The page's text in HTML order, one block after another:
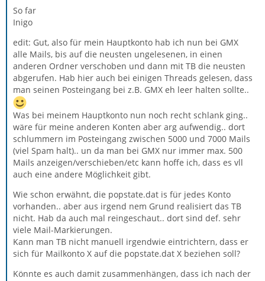
So far
Inigo
edit: Gut, also für mein Hauptkonto hab ich nun bei GMX
alle Mails, bis auf die neusten ungelesenen, in einen
anderen Ordner verschoben und dann mit TB die neusten
abgerufen. Hab hier auch bei einigen Threads gelesen, dass
man seinen Posteingang bei z.B. GMX eh leer halten sollte..
Was bei meinem Hauptkonto nun noch recht schlank ging..
wäre für meine anderen Konten aber arg aufwendig.. dort
schlummern im Posteingang zwischen 5000 und 7000 Mails
(viel Spam halt).. un da man bei GMX nur immer max. 500
Mails anzeigen/verschieben/etc kann hoffe ich, dass es vll
auch eine andere Möglichkeit gibt.
Wie schon erwähnt, die popstate.dat is für jedes Konto
vorhanden.. aber aus irgend nem Grund realisiert das TB
nicht. Hab da auch mal reingeschaut.. dort sind def. sehr
viele Mail-Markierungen.
Kann man TB nicht manuell irgendwie eintrichtern, dass er
sich für Mailkonto X auf die popstate.dat X beziehen soll?
Könnte es auch damit zusammenhängen, dass ich nach der